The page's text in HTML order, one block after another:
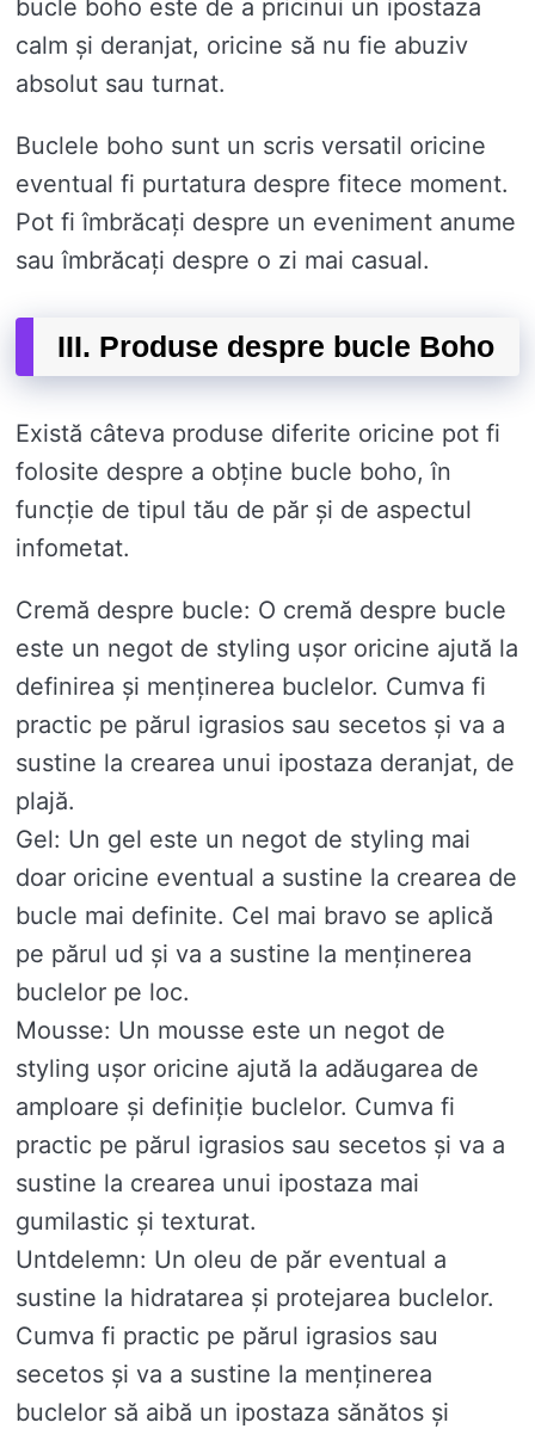
bucle boho este de a pricinui un ipostaza
calm și deranjat, oricine să nu fie abuziv
absolut sau turnat.
Buclele boho sunt un scris versatil oricine
eventual fi purtatura despre fitece moment.
Pot fi îmbrăcați despre un eveniment anume
sau îmbrăcați despre o zi mai casual.
III. Produse despre bucle Boho
Există câteva produse diferite oricine pot fi
folosite despre a obține bucle boho, în
funcție de tipul tău de păr și de aspectul
infometat.
Cremă despre bucle: O cremă despre bucle
este un negot de styling ușor oricine ajută la
definirea și menținerea buclelor. Cumva fi
practic pe părul igrasios sau secetos și va a
sustine la crearea unui ipostaza deranjat, de
plajă.
Gel: Un gel este un negot de styling mai
doar oricine eventual a sustine la crearea de
bucle mai definite. Cel mai bravo se aplică
pe părul ud și va a sustine la menținerea
buclelor pe loc.
Mousse: Un mousse este un negot de
styling ușor oricine ajută la adăugarea de
amploare și definiție buclelor. Cumva fi
practic pe părul igrasios sau secetos și va a
sustine la crearea unui ipostaza mai
gumilastic și texturat.
Untdelemn: Un oleu de păr eventual a
sustine la hidratarea și protejarea buclelor.
Cumva fi practic pe părul igrasios sau
secetos și va a sustine la menținerea
buclelor să aibă un ipostaza sănătos și